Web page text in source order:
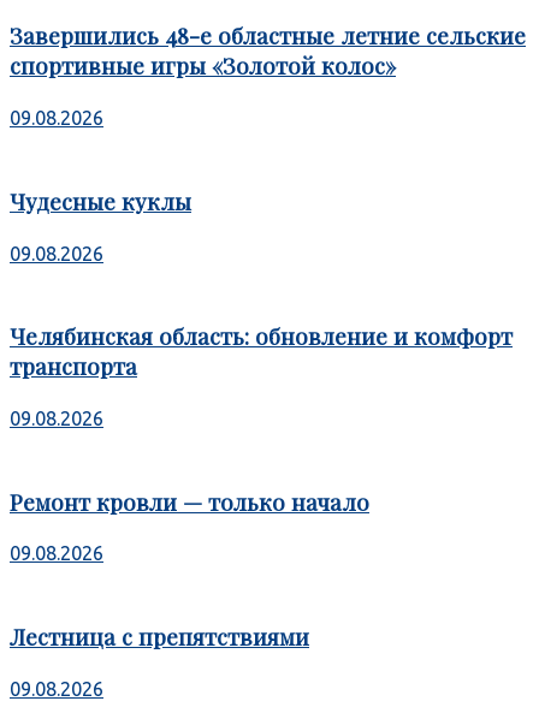
Завершились 48-е областные летние сельские
спортивные игры «Золотой колос»
09.08.2026
Чудесные куклы
09.08.2026
Челябинская область: обновление и комфорт
транспорта
09.08.2026
Ремонт кровли — только начало
09.08.2026
Лестница с препятствиями
09.08.2026